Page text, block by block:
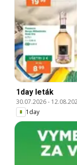
1day leták
30.07.2026-
1day